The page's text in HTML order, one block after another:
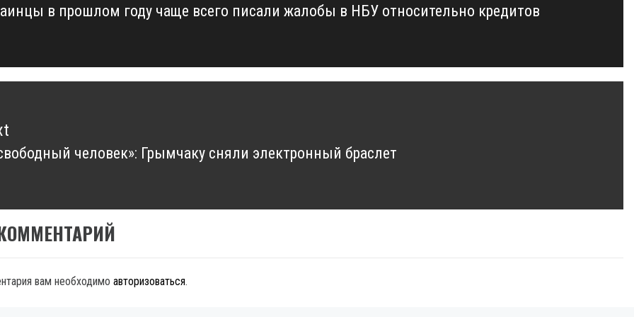
в прошлом году чаще всего писали жалобы в НБУ относительно кредитов
человек»: Грымчаку сняли электронный браслет
вам необходимо авторизоваться.